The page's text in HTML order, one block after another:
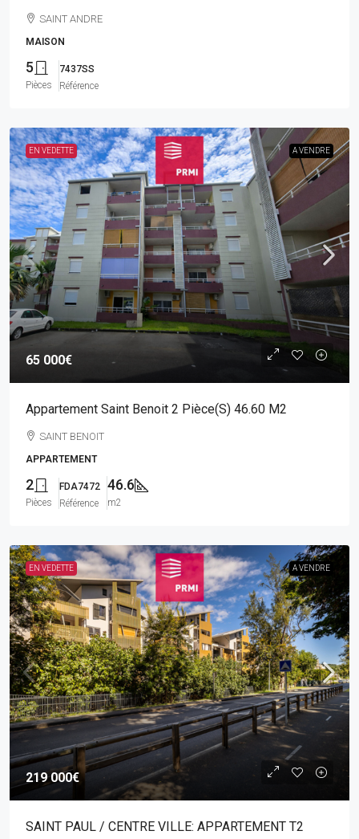
SAINT ANDRE
MAISON
5
Pièces
7437SS
Référence
EN VEDETTE A VENDRE
65 000€
Appartement Saint Benoit 2 Pièce(s) 46.60 M2
SAINT BENOIT
APPARTEMENT
2
Pièces
FDA7472
Référence
46.6
m2
EN VEDETTE A VENDRE
219 000€
SAINT PAUL / CENTRE VILLE: APPARTEMENT T2